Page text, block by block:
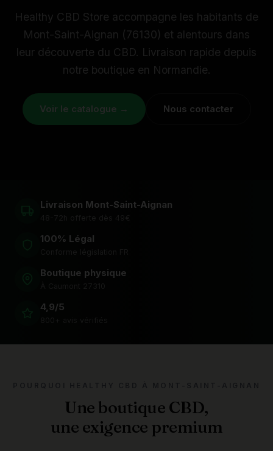
Healthy CBD Store accompagne les habitants de
Mont-Saint-Aignan (76130) et alentours dans
leur découverte du CBD. Livraison rapide depuis
notre boutique en Normandie.
Voir le catalogue → Nous contacter
Livraison Mont-Saint-Aignan
100% Légal
Boutique physique
4,9/5
Une boutique CBD,
une exigence premium